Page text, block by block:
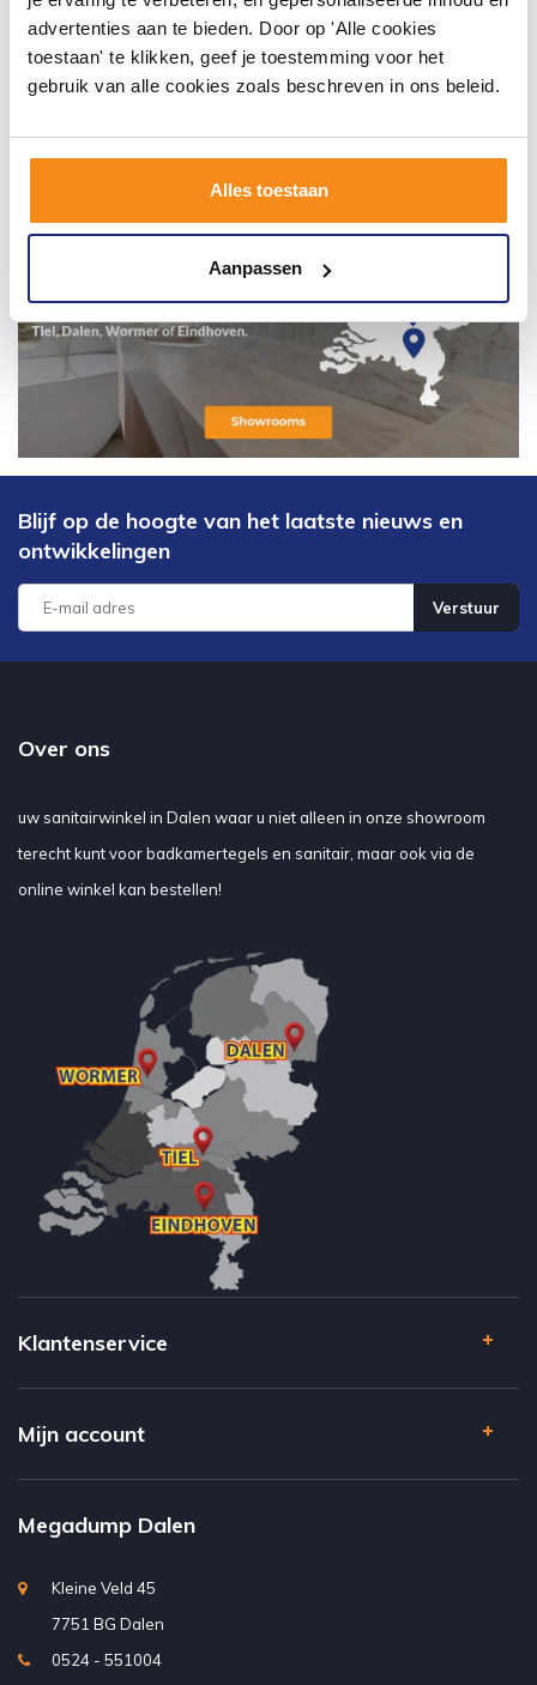
advertenties aan te bieden. Door op 'Alle cookies
toestaan' te klikken, geef je toestemming voor het
gebruik van alle cookies zoals beschreven in ons beleid.
Alles toestaan
Aanpassen
Blijf op de hoogte van het laatste nieuws en
ontwikkelingen
Verstuur
Over ons
uw sanitairwinkel in Dalen waar u niet alleen in onze showroom
terecht kunt voor badkamertegels en sanitair, maar ook via de
online winkel kan bestellen!
Klantenservice
Mijn account
Megadump Dalen
Kleine Veld 45
7751 BG Dalen
0524 - 551004